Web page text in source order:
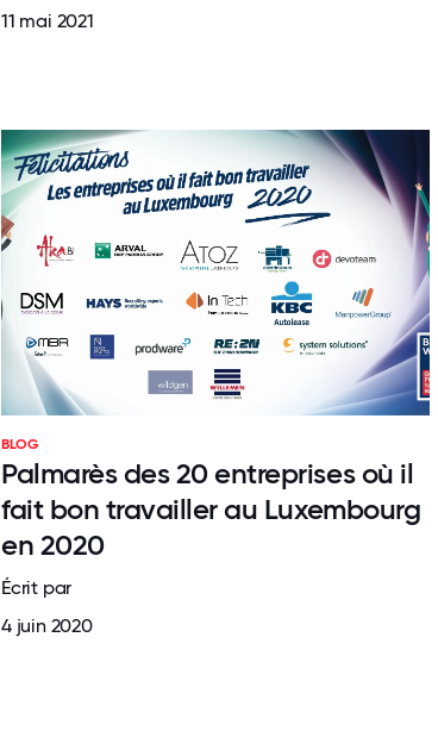
11 mai 2021
BLOG
Palmarès des 20 entreprises où il
fait bon travailler au Luxembourg
en 2020
Écrit par
4 juin 2020